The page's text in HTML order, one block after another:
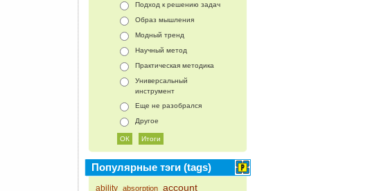
Подход к решению задач
Образ мышления
Модный тренд
Научный метод
Практическая методика
Универсальный
инструмент
Еще не разобрался
Другое
Популярные тэги (tags)
ability absorption account